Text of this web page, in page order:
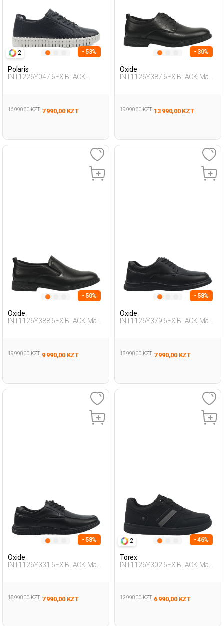
2 - 53%
Polaris
INT1226Y047 6FX BLACK
16 990,00 KZT 7 990,00 KZT
- 30%
Oxide
INT1126Y387 6FX BLACK Man
19 990,00 KZT 13 990,00 KZT
- 50%
Oxide
INT1126Y388 6FX BLACK Man
19 990,00 KZT 9 990,00 KZT
- 58%
Oxide
INT1126Y379 6FX BLACK Man
18 990,00 KZT 7 990,00 KZT
- 58%
Oxide
INT1126Y331 6FX BLACK Man
18 990,00 KZT 7 990,00 KZT
2 - 46%
Torex
INT1126Y302 6FX BLACK Man
12 990,00 KZT 6 990,00 KZT